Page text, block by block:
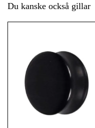
Du kanske också gillar